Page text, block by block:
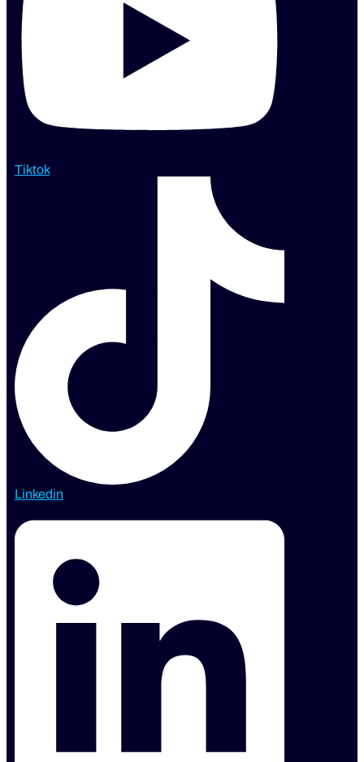
Tiktok
Linkedin